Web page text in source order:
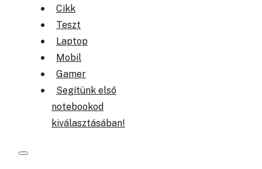
Cikk
Teszt
Laptop
Mobil
Gamer
Segítünk első
notebookod
kiválasztásában!